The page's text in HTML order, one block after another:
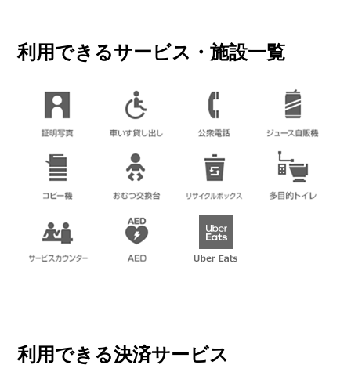
電話番号
022-254-0838
ドラッグヤマザワ
電話番号
022-388-6900
利用できるサービス・施設一覧
利用できる決済サービス